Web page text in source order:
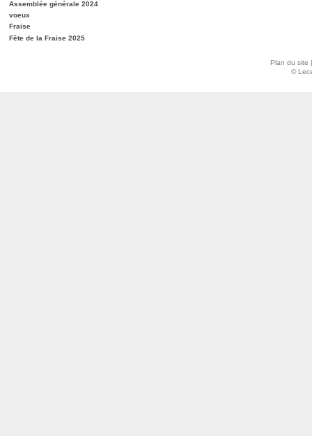
Assemblée générale 2024
voeux
Fraise
Fête de la Fraise 2025
Plan du site
©